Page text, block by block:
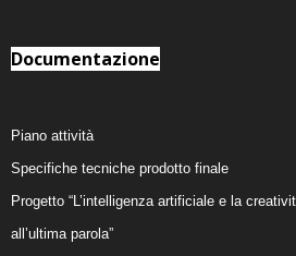
Documentazione
Piano attività
Specifiche tecniche prodotto finale
Progetto “L’intelligenza artificiale e la
all’ultima parola”